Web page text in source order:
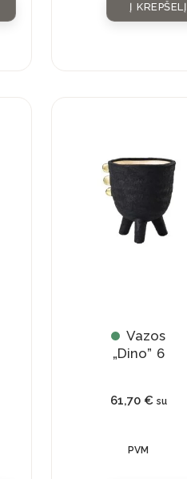
Į KREPŠELĮ
Vazos
„Dino” 6
61,70 € su
PVM